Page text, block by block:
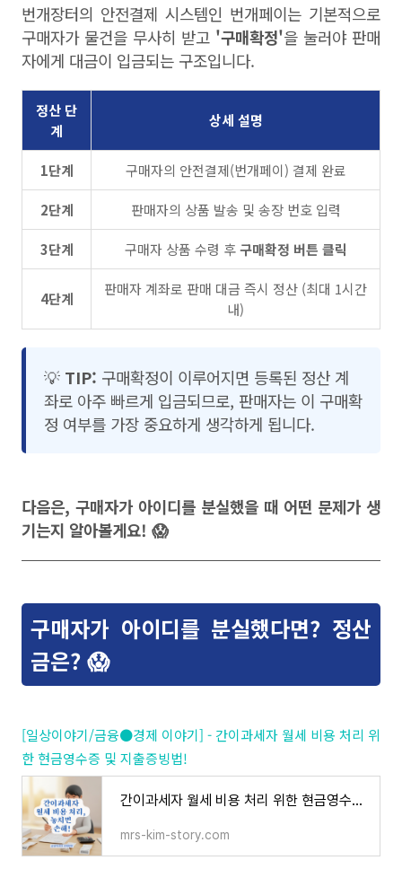
번개장터의 안전결제 시스템인 번개페이는 기본적으로
구매자가 물건을 무사히 받고 '구매확정'을 눌러야 판매
자에게 대금이 입금되는 구조입니다.
정산 단
계
상세 설명
1단계 구매자의 안전결제(번개페이) 결제 완료
2단계 판매자의 상품 발송 및 송장 번호 입력
3단계 구매자 상품 수령 후구매확정 버튼 클릭
4단계
판매자 계좌로 판매 대금 즉시 정산 (최대 1시간
내)
💡 TIP: 구매확정이 이루어지면 등록된 정산 계
좌로 아주 빠르게 입금되므로, 판매자는 이 구매확
정 여부를 가장 중요하게 생각하게 됩니다.
다음은, 구매자가 아이디를 분실했을 때 어떤 문제가 생
기는지 알아볼게요! 😱
구매자가 아이디를 분실했다면? 정산
금은? 😱
[일상이야기/금융●경제 이야기] - 간이과세자 월세 비용 처리 위
한 현금영수증 및 지출증빙법!
간이과세자 월세 비용 처리 위한 현금영수증 및 지출증빙법!
mrs-kim-story.com